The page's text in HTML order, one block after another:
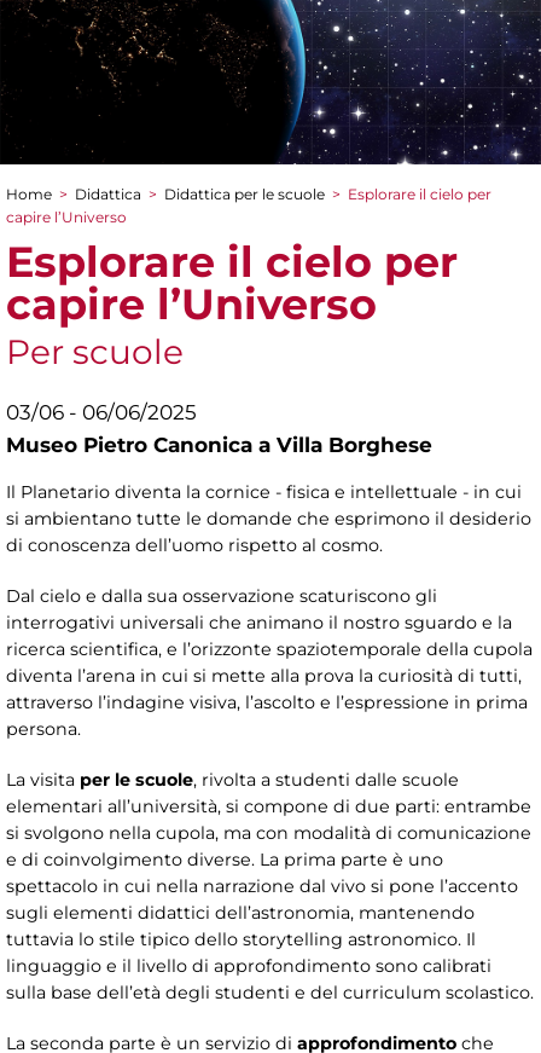
Tu sei qui
Home > Didattica > Didattica per le scuole > Esplorare il cielo per
capire l’Universo
Esplorare il cielo per
capire l’Universo
Per scuole
03/06 - 06/06/2025
Museo Pietro Canonica a Villa Borghese
Il Planetario diventa la cornice - fisica e intellettuale - in cui
si ambientano tutte le domande che esprimono il desiderio
di conoscenza dell’uomo rispetto al cosmo.
Dal cielo e dalla sua osservazione scaturiscono gli
interrogativi universali che animano il nostro sguardo e la
ricerca scientifica, e l’orizzonte spaziotemporale della cupola
diventa l’arena in cui si mette alla prova la curiosità di tutti,
attraverso l’indagine visiva, l’ascolto e l’espressione in prima
persona.
La visita per le scuole, rivolta a studenti dalle scuole
elementari all’università, si compone di due parti: entrambe
si svolgono nella cupola, ma con modalità di comunicazione
e di coinvolgimento diverse. La prima parte è uno
spettacolo in cui nella narrazione dal vivo si pone l’accento
sugli elementi didattici dell’astronomia, mantenendo
tuttavia lo stile tipico dello storytelling astronomico. Il
linguaggio e il livello di approfondimento sono calibrati
sulla base dell’età degli studenti e del curriculum scolastico.
La seconda parte è un servizio di approfondimento che